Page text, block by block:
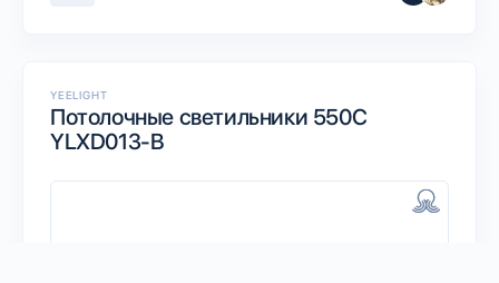
YEELIGHT
Потолочные светильники 550C
YLXD013-B